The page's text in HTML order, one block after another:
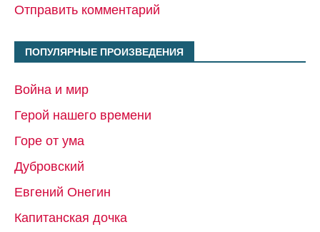
Отправить комментарий
ПОПУЛЯРНЫЕ ПРОИЗВЕДЕНИЯ
Война и мир
Герой нашего времени
Горе от ума
Дубровский
Евгений Онегин
Капитанская дочка